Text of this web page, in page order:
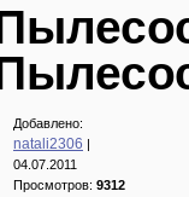
Добавлено:
natali2306 |
04.07.2011
Просмотров: 9312